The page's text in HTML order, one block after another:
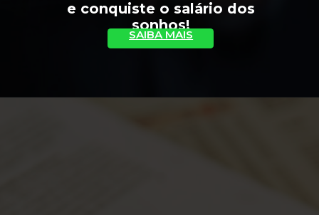
e conquiste o salário dos
sonhos!
SAIBA MAIS